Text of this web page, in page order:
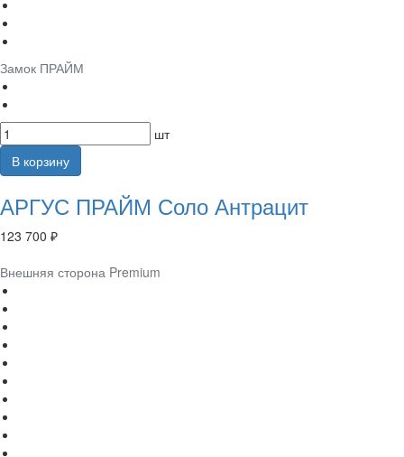
Замок ПРАЙМ
шт
В корзину
АРГУС ПРАЙМ Соло Антрацит
123 700 ₽
Внешняя сторона Premium